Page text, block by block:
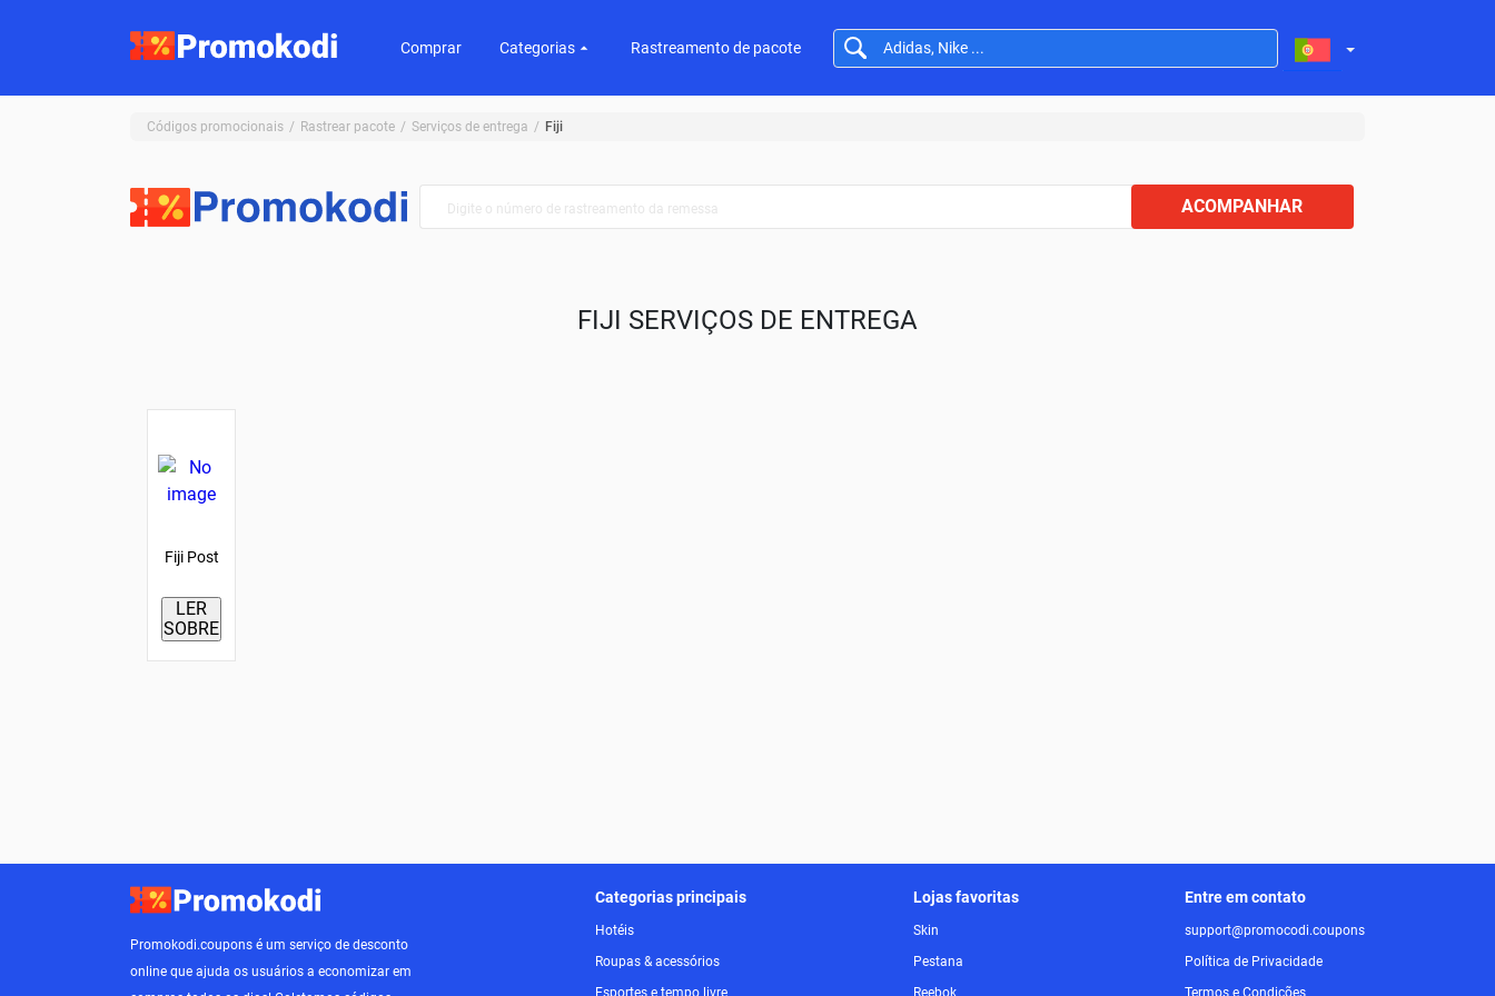
Comprar Categorias Rastreamento de pacote
Códigos promocionais Rastrear pacote Serviços de entrega Fiji
ACOMPANHAR
FIJI SERVIÇOS DE ENTREGA
Fiji Post
LER
SOBRE
Promokodi.coupons é um serviço de desconto
online que ajuda os usuários a economizar em
Categorias principais
Hotéis
Roupas & acessórios
Esportes e tempo livre
Lojas favoritas
Skin
Pestana
Reebok
Entre em contato
support@promocodi.coupons
Política de Privacidade
Termos e Condições